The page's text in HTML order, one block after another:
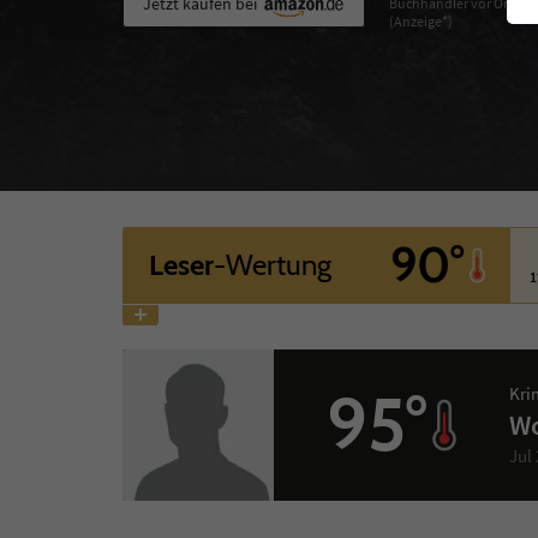
(Anzeige*)
Leser-Wertung 90°
95° Jul